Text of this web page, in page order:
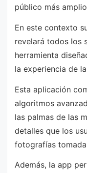
público más
En este contexto
revelará todos los
herramienta
la experiencia de
Esta aplicación
algoritmos
las palmas de las
detalles que los
fotografías
Además, la app